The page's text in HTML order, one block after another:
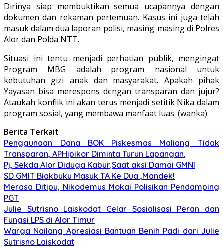
Dirinya siap membuktikan semua ucapannya dengan
dokumen dan rekaman pertemuan. Kasus ini juga telah
masuk dalam dua laporan polisi, masing-masing di Polres
Alor dan Polda NTT.
Situasi ini tentu menjadi perhatian publik, mengingat
Program MBG adalah program nasional untuk
kebutuhan gizi anak dan masyarakat. Apakah pihak
Yayasan bisa merespons dengan transparan dan jujur?
Ataukah konflik ini akan terus menjadi setitik Nika dalam
program sosial, yang membawa manfaat luas. (wanka)
Berita Terkait
Penggunaan Dana BOK Piskesmas Maliang Tidak
Transparan, APHipikor Diminta Turun Lapangan.
Pj, Sekda Alor Diduga Kabur,Saat aksi Damai GMNI
SD GMIT Biakbuku Masuk TA Ke Dua ,Mandek!
Merasa Ditipu, Nikodemus Mokai Polisikan Pendamping
PGT
Julie Sutrisno Laiskodat Gelar Sosialisasi Peran dan
Fungsi LPS di Alor Timur
Warga Nailang Apresiasi Bantuan Benih Padi dari Julie
Sutrisno Laiskodat